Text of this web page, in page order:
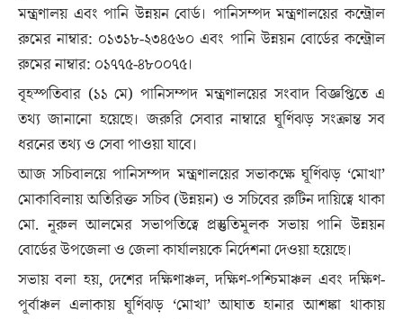
মন্ত্রণালয় এবং পানি উন্নয়ন বোর্ড। পানিসম্পদ মন্ত্রণালয়ের কন্ট্রোল
রুমের নাম্বার: ০১৩১৮-২৩৪৫৬০ এবং পানি উন্নয়ন বোর্ডের কন্ট্রোল
রুমের নাম্বার: ০১৭৭৫-৪৮০০৭৫।
বৃহস্পতিবার (১১ মে) পানিসম্পদ মন্ত্রণালয়ের সংবাদ বিজ্ঞপ্তিতে এ
তথ্য জানানো হয়েছে। জরুরি সেবার নাম্বারে ঘূর্ণিঝড় সংক্রান্ত সব
ধরনের তথ্য ও সেবা পাওয়া যাবে।
আজ সচিবালয়ে পানিসম্পদ মন্ত্রণালয়ের সভাকক্ষে ঘূর্ণিঝড় ‘মোখা’
মোকাবিলায় অতিরিক্ত সচিব (উন্নয়ন) ও সচিবের রুটিন দায়িত্বে থাকা
মো. নূরুল আলমের সভাপতিত্বে প্রস্তুতিমূলক সভায় পানি উন্নয়ন
বোর্ডের উপজেলা ও জেলা কার্যালয়কে নির্দেশনা দেওয়া হয়েছে।
সভায় বলা হয়, দেশের দক্ষিণাঞ্চল, দক্ষিণ-পশ্চিমাঞ্চল এবং দক্ষিণ-
পূর্বাঞ্চল এলাকায় ঘূর্ণিঝড় ‘মোখা’ আঘাত হানার আশঙ্কা থাকায়